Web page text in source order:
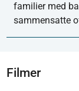
familier med
sammensatte
Filmer